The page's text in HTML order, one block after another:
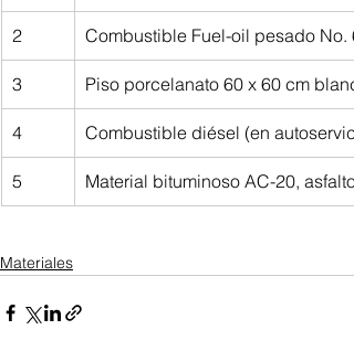
2 Combustible Fuel-oil pesado No.
3 Piso porcelanato 60 x 60 cm
4 Combustible diésel (en
5 Material bituminoso AC-20, asfalto
Materiales